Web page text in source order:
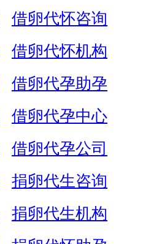
借卵代怀咨询
借卵代怀机构
借卵代孕助孕
借卵代孕中心
借卵代孕公司
捐卵代生咨询
捐卵代生机构